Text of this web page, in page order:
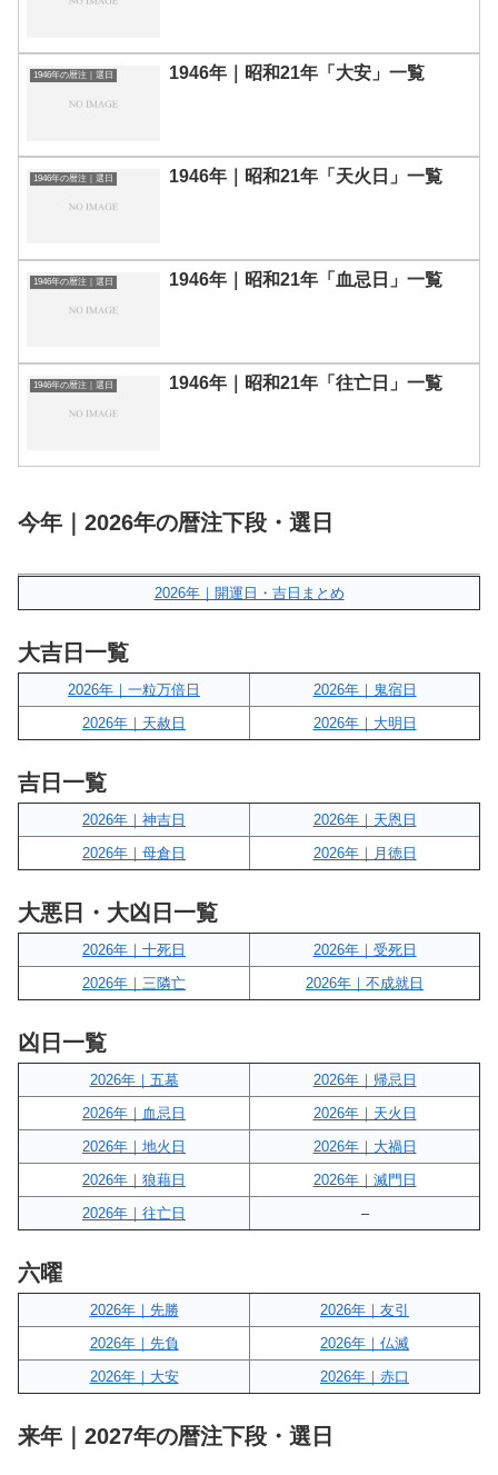
1946年の暦注｜選日 1946年｜昭和21年「大安」一覧
1946年の暦注｜選日 1946年｜昭和21年「天火日」一覧
1946年の暦注｜選日 1946年｜昭和21年「血忌日」一覧
1946年の暦注｜選日 1946年｜昭和21年「往亡日」一覧
今年｜2026年の暦注下段・選日
2026年｜開運日・吉日まとめ
大吉日一覧
2026年｜一粒万倍日
2026年｜鬼宿日
2026年｜天赦日
2026年｜大明日
吉日一覧
2026年｜神吉日
2026年｜天恩日
2026年｜母倉日
2026年｜月徳日
大悪日・大凶日一覧
2026年｜十死日
2026年｜受死日
2026年｜三隣亡
2026年｜不成就日
凶日一覧
2026年｜五墓
2026年｜帰忌日
2026年｜血忌日
2026年｜天火日
2026年｜地火日
2026年｜大禍日
2026年｜狼藉日
2026年｜滅門日
2026年｜往亡日
–
六曜
2026年｜先勝
2026年｜友引
2026年｜先負
2026年｜仏滅
2026年｜大安
2026年｜赤口
来年｜2027年の暦注下段・選日